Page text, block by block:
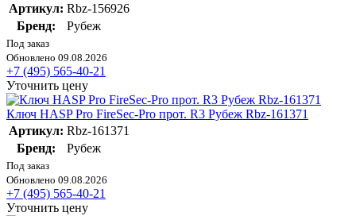
Артикул: Rbz-156926
Бренд:
Рубеж
Под заказ
Обновлено 09.08.2026
+7 (495) 565-40-21
Уточнить цену
Ключ HASP Pro FireSec-Pro прот. R3 Рубеж Rbz-161371
Артикул: Rbz-161371
Бренд:
Рубеж
Под заказ
Обновлено 09.08.2026
+7 (495) 565-40-21
Уточнить цену